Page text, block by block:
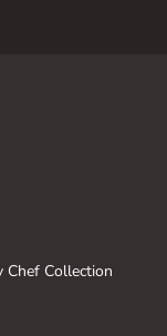
Chef Collection